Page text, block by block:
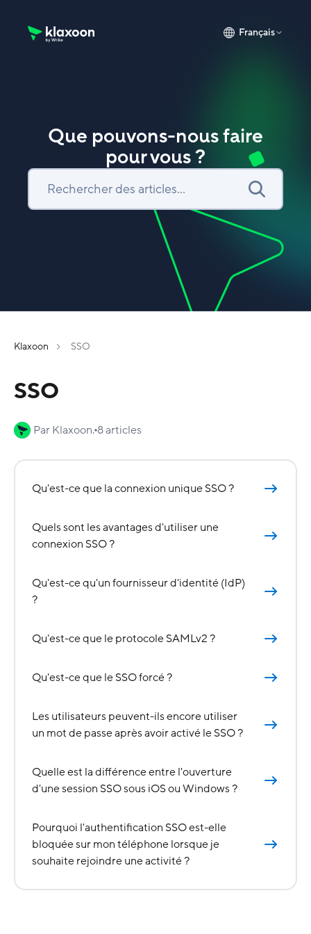
Français
Que pouvons-nous faire
pour vous ?
Klaxoon SSO
SSO
Par Klaxoon. 8 articles
Qu'est-ce que la connexion unique SSO ?
Quels sont les avantages d'utiliser une
connexion SSO ?
Qu'est-ce qu'un fournisseur d'identité (IdP)
?
Qu'est-ce que le protocole SAMLv2 ?
Qu'est-ce que le SSO forcé ?
Les utilisateurs peuvent-ils encore utiliser
un mot de passe après avoir activé le SSO ?
Quelle est la différence entre l'ouverture
d'une session SSO sous iOS ou Windows ?
Pourquoi l'authentification SSO est-elle
bloquée sur mon téléphone lorsque je
souhaite rejoindre une activité ?